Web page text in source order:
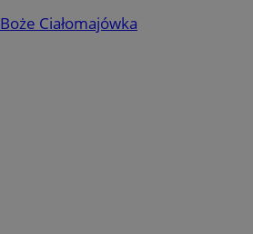
Boże Ciałomajówka